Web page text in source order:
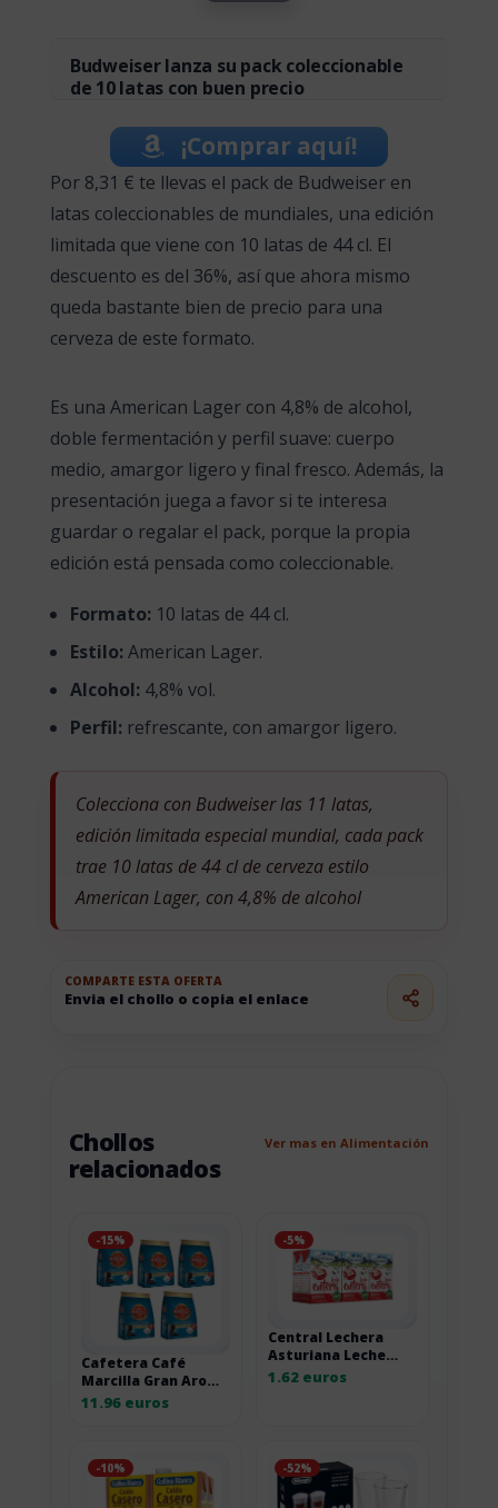
Budweiser lanza su pack coleccionable
de 10 latas con buen precio
¡Comprar aquí!
Por 8,31 € te llevas el pack de Budweiser en
latas coleccionables de mundiales, una edición
limitada que viene con 10 latas de 44 cl. El
descuento es del 36%, así que ahora mismo
queda bastante bien de precio para una
cerveza de este formato.
Es una American Lager con 4,8% de alcohol,
doble fermentación y perfil suave: cuerpo
medio, amargor ligero y final fresco. Además, la
presentación juega a favor si te interesa
guardar o regalar el pack, porque la propia
edición está pensada como coleccionable.
Formato: 10 latas de 44 cl.
Estilo:American Lager.
Alcohol: 4,8% vol.
Perfil: refrescante, con amargor ligero.
Colecciona con Budweiser las 11 latas,
edición limitada especial mundial, cada pack
trae 10 latas de 44 cl de cerveza estilo
American Lager, con 4,8% de alcohol
COMPARTE ESTA OFERTA
Envia el chollo o copia el enlace
Chollos
relacionados
Ver mas en Alimentación
-15%
Cafetera Café
Marcilla Gran Aroma
Descafeinado, pack
11.96 euros
-5%
Central Lechera
Asturiana Leche
Entera, Pack 6 x
1.62 euros
-10% -52%